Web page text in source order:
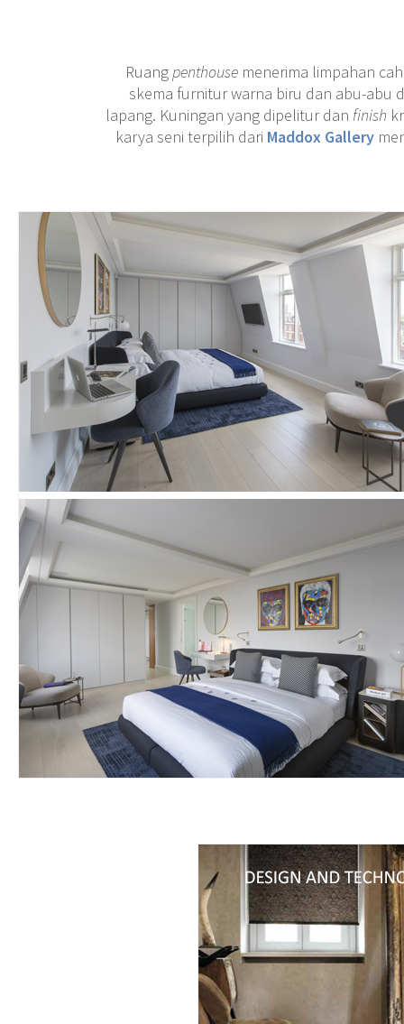
Ruangpenthouse menerima limpahan
skema furnitur warna biru dan abu-abu
lapang. Kuningan yang dipelitur dan finish
karya seni terpilih dari Maddox Gallery